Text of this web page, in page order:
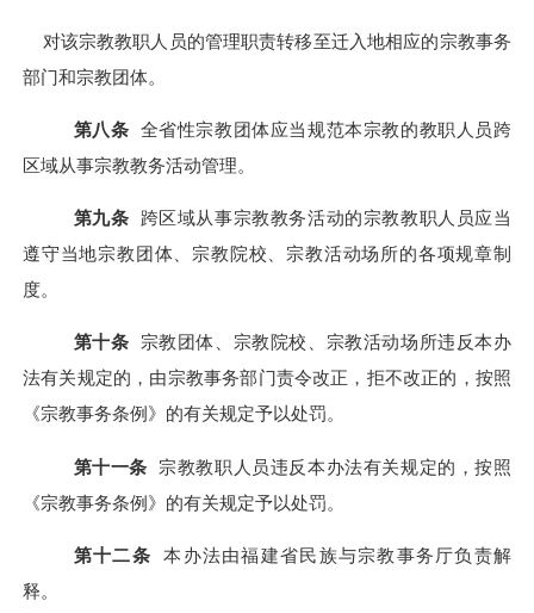
对该宗教教职人员的管理职责转移至迁入地相应的宗教事务
部门和宗教团体。
第八条 全省性宗教团体应当规范本宗教的教职人员跨
区域从事宗教教务活动管理。
第九条
跨区域从事宗教教务活动的宗教教职人员应当
遵守当地宗教团体、宗教院校、宗教活动场所的各项规章制
度。
第十条
宗教团体、宗教院校、宗教活动场所违反本办
法有关规定的，由宗教事务部门责令改正，拒不改正的，按照
《宗教事务条例》的有关规定予以处罚。
第十一条
宗教教职人员违反本办法有关规定的，按照
《宗教事务条例》 的有关规定予以处罚。
第十二条
本办法由福建省民族与宗教事务厅负责解
释。